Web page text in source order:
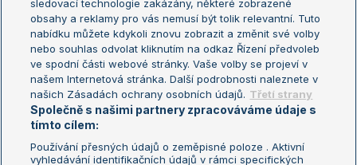
Turnaj mistryň
Aktualní trendy
Fotbalové přestupy
Livesport Daily
LS Prague Open
sledovací technologie zakázány, některé zobrazené
obsahy a reklamy pro vás nemusí být tolik relevantní. Tuto
nabídku můžete kdykoli znovu zobrazit a změnit své volby
nebo souhlas odvolat kliknutím na odkaz Řízení předvoleb
ve spodní části webové stránky. Vaše volby se projeví v
našem Internetová stránka. Další podrobnosti naleznete v
našich Zásadách ochrany osobních údajů. Třetí strany
Společně s našimi partnery zpracováváme údaje s
tímto cílem:
Používání přesných údajů o zeměpisné poloze . Aktivní
vyhledávání identifikačních údajů v rámci specifických